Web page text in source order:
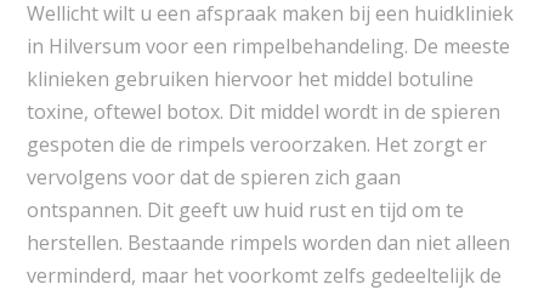
Wellicht wilt u een afspraak maken bij een huidkliniek
in Hilversum voor een rimpelbehandeling. De meeste
klinieken gebruiken hiervoor het middel botuline
toxine, oftewel botox. Dit middel wordt in de spieren
gespoten die de rimpels veroorzaken. Het zorgt er
vervolgens voor dat de spieren zich gaan
ontspannen. Dit geeft uw huid rust en tijd om te
herstellen. Bestaande rimpels worden dan niet alleen
verminderd, maar het voorkomt zelfs gedeeltelijk de